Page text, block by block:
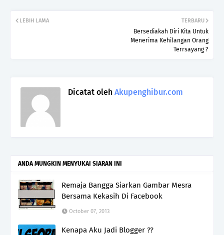
TERBARU
Bersediakah Diri Kita Untuk
Menerima Kehilangan Orang
Terrsayang ?
LEBIH LAMA
Dicatat oleh Akupenghibur.com
ANDA MUNGKIN MENYUKAI SIARAN INI
Remaja Bangga Siarkan Gambar Mesra
Bersama Kekasih Di Facebook
October 07, 2013
Kenapa Aku Jadi Blogger ??